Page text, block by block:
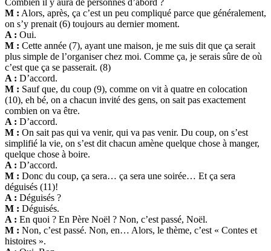
M : Alors, après, ça c’est un peu compliqué parce que généralement,
on s’y prenait (6) toujours au dernier moment.
A : Oui.
M : Cette année (7), ayant une maison, je me suis dit que ça serait
plus simple de l’organiser chez moi. Comme ça, je serais sûre de où
c’est que ça se passerait. (8)
A : D’accord.
M : Sauf que, du coup (9), comme on vit à quatre en colocation
(10), eh bé, on a chacun invité des gens, on sait pas exactement
combien on va être.
A : D’accord.
M : On sait pas qui va venir, qui va pas venir. Du coup, on s’est
simplifié la vie, on s’est dit chacun amène quelque chose à manger,
quelque chose à boire.
A : D’accord.
M : Donc du coup, ça sera… ça sera une soirée… Et ça sera
déguisés (11)!
A : Déguisés ?
M : Déguisés.
A : En quoi ? En Père Noël ? Non, c’est passé, Noël.
M : Non, c’est passé. Non, en… Alors, le thème, c’est « Contes et
histoires ».